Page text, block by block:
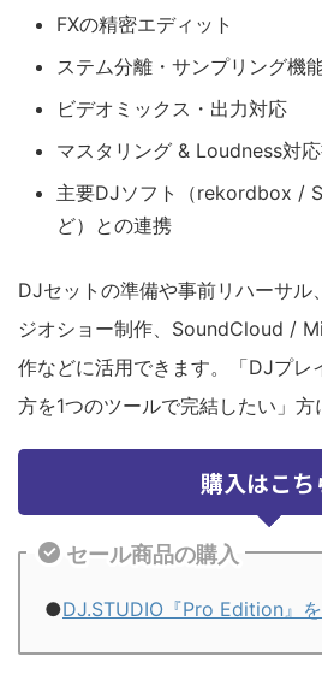
FXの精密エディット
ステム分離・サンプリング機
ビデオミックス・出力対応
マスタリング & Loudness対
主要DJソフト（rekordbox /
ど）との連携
DJセットの準備や事前リハーサル
ジオショー制作、SoundCloud /
作などに活用できます。「DJプレ
方を1つのツールで完結したい」方
購入はこち
セール商品の購入
●DJ.STUDIO『Pro Edition』